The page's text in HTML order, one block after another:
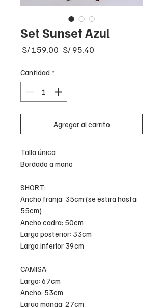
Set Sunset Azul
S/ 159.00 Precio
S/ 95.40
Cantidad *
Agregar al carrito
Talla única
Bordado a mano
SHORT:
Ancho franja: 35cm (se estira hasta
55cm)
Ancho cadra: 50cm
Largo posterior: 33cm
Largo inferior 39cm
CAMISA:
Largo: 67cm
Ancho: 53cm
Largo manga: 27cm